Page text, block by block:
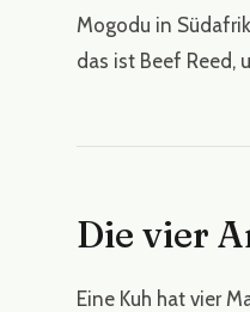
Mogodu in
das ist Beef Reed,
Die vier
Eine Kuh hat vier